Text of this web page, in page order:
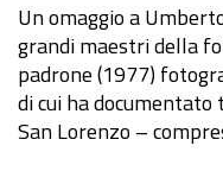
Un omaggio a
grandi maestri della
padrone (1977)
di cui ha
San Lorenzo –